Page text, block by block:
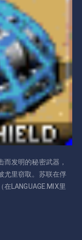
发明的秘密武器，
尤里窃取。苏联在俘
LANGUAGE.MIX里